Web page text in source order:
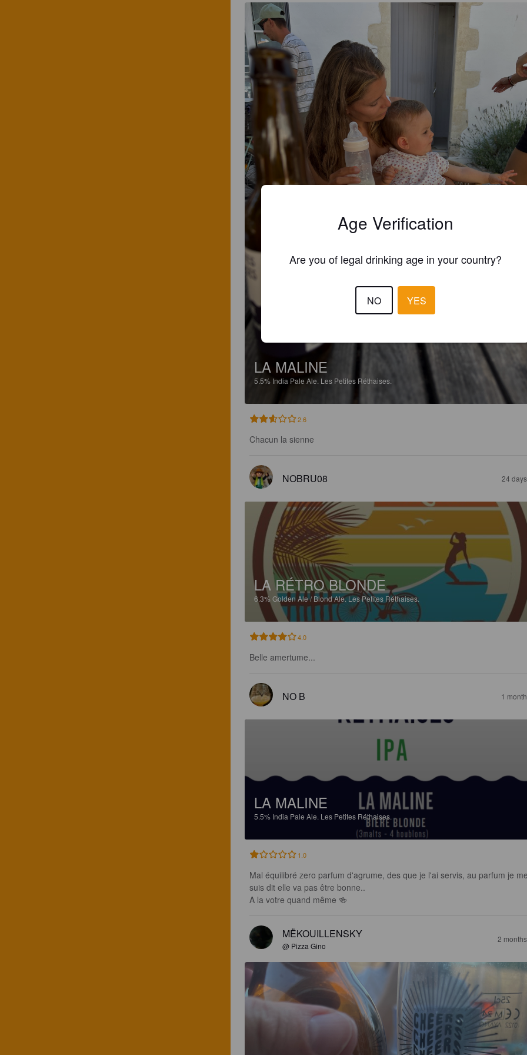
LA MALINE
5.5% India Pale Ale. Les Petites Réthaises.
2.6
Chacun la sienne
NOBRU08 24
LA RÉTRO BLONDE
6.3% Golden Ale / Blond Ale.Les Petites Réthaises.
4.0
Belle amertume...
NO B 1
LA MALINE
5.5% India Pale Ale. Les Petites Réthaises.
1.0
Mal équilibré zero parfum d'agrume, des que je l'ai servis, au parfum je
suis dit elle va pas être bonne..
A la votre quand même 🍻
MËKOUILLENSKY
@ Pizza Gino
2
Age Verification
Are you of legal drinking age in your country?
NO YES